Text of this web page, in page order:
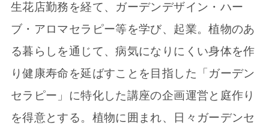
生花店勤務を経て、ガーデンデザイン・ハー
ブ・アロマセラピー等を学び、起業。植物のあ
る暮らしを通じて、病気になりにくい身体を作
り健康寿命を延ばすことを目指した「ガーデン
セラピー」に特化した講座の企画運営と庭作り
を得意とする。植物に囲まれ、日々ガーデンセ